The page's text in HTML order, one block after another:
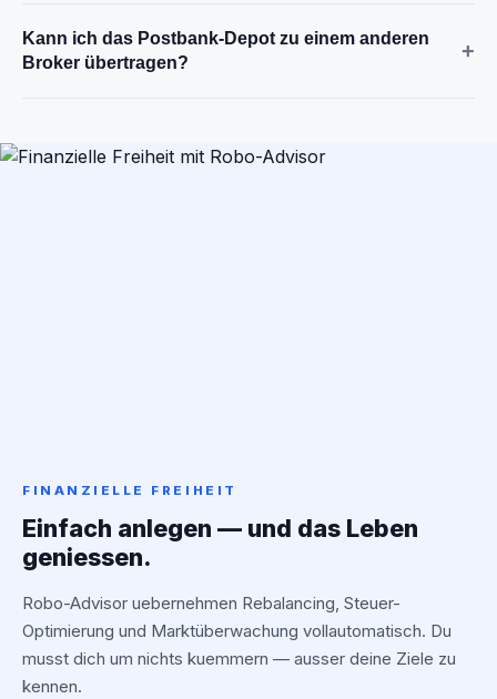
Kann ich das Postbank-Depot zu einem anderen
Broker übertragen?
+
FINANZIELLE FREIHEIT
Einfach anlegen — und das Leben
geniessen.
Robo-Advisor uebernehmen Rebalancing, Steuer-
Optimierung und Marktüberwachung vollautomatisch. Du
musst dich um nichts kuemmern — ausser deine Ziele zu
kennen.